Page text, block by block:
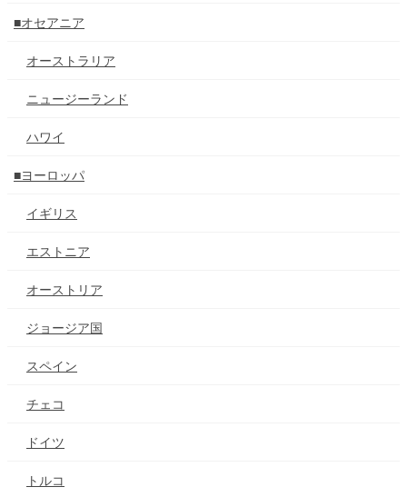
■オセアニア
オーストラリア
ニュージーランド
ハワイ
■ヨーロッパ
イギリス
エストニア
オーストリア
ジョージア国
スペイン
チェコ
ドイツ
トルコ